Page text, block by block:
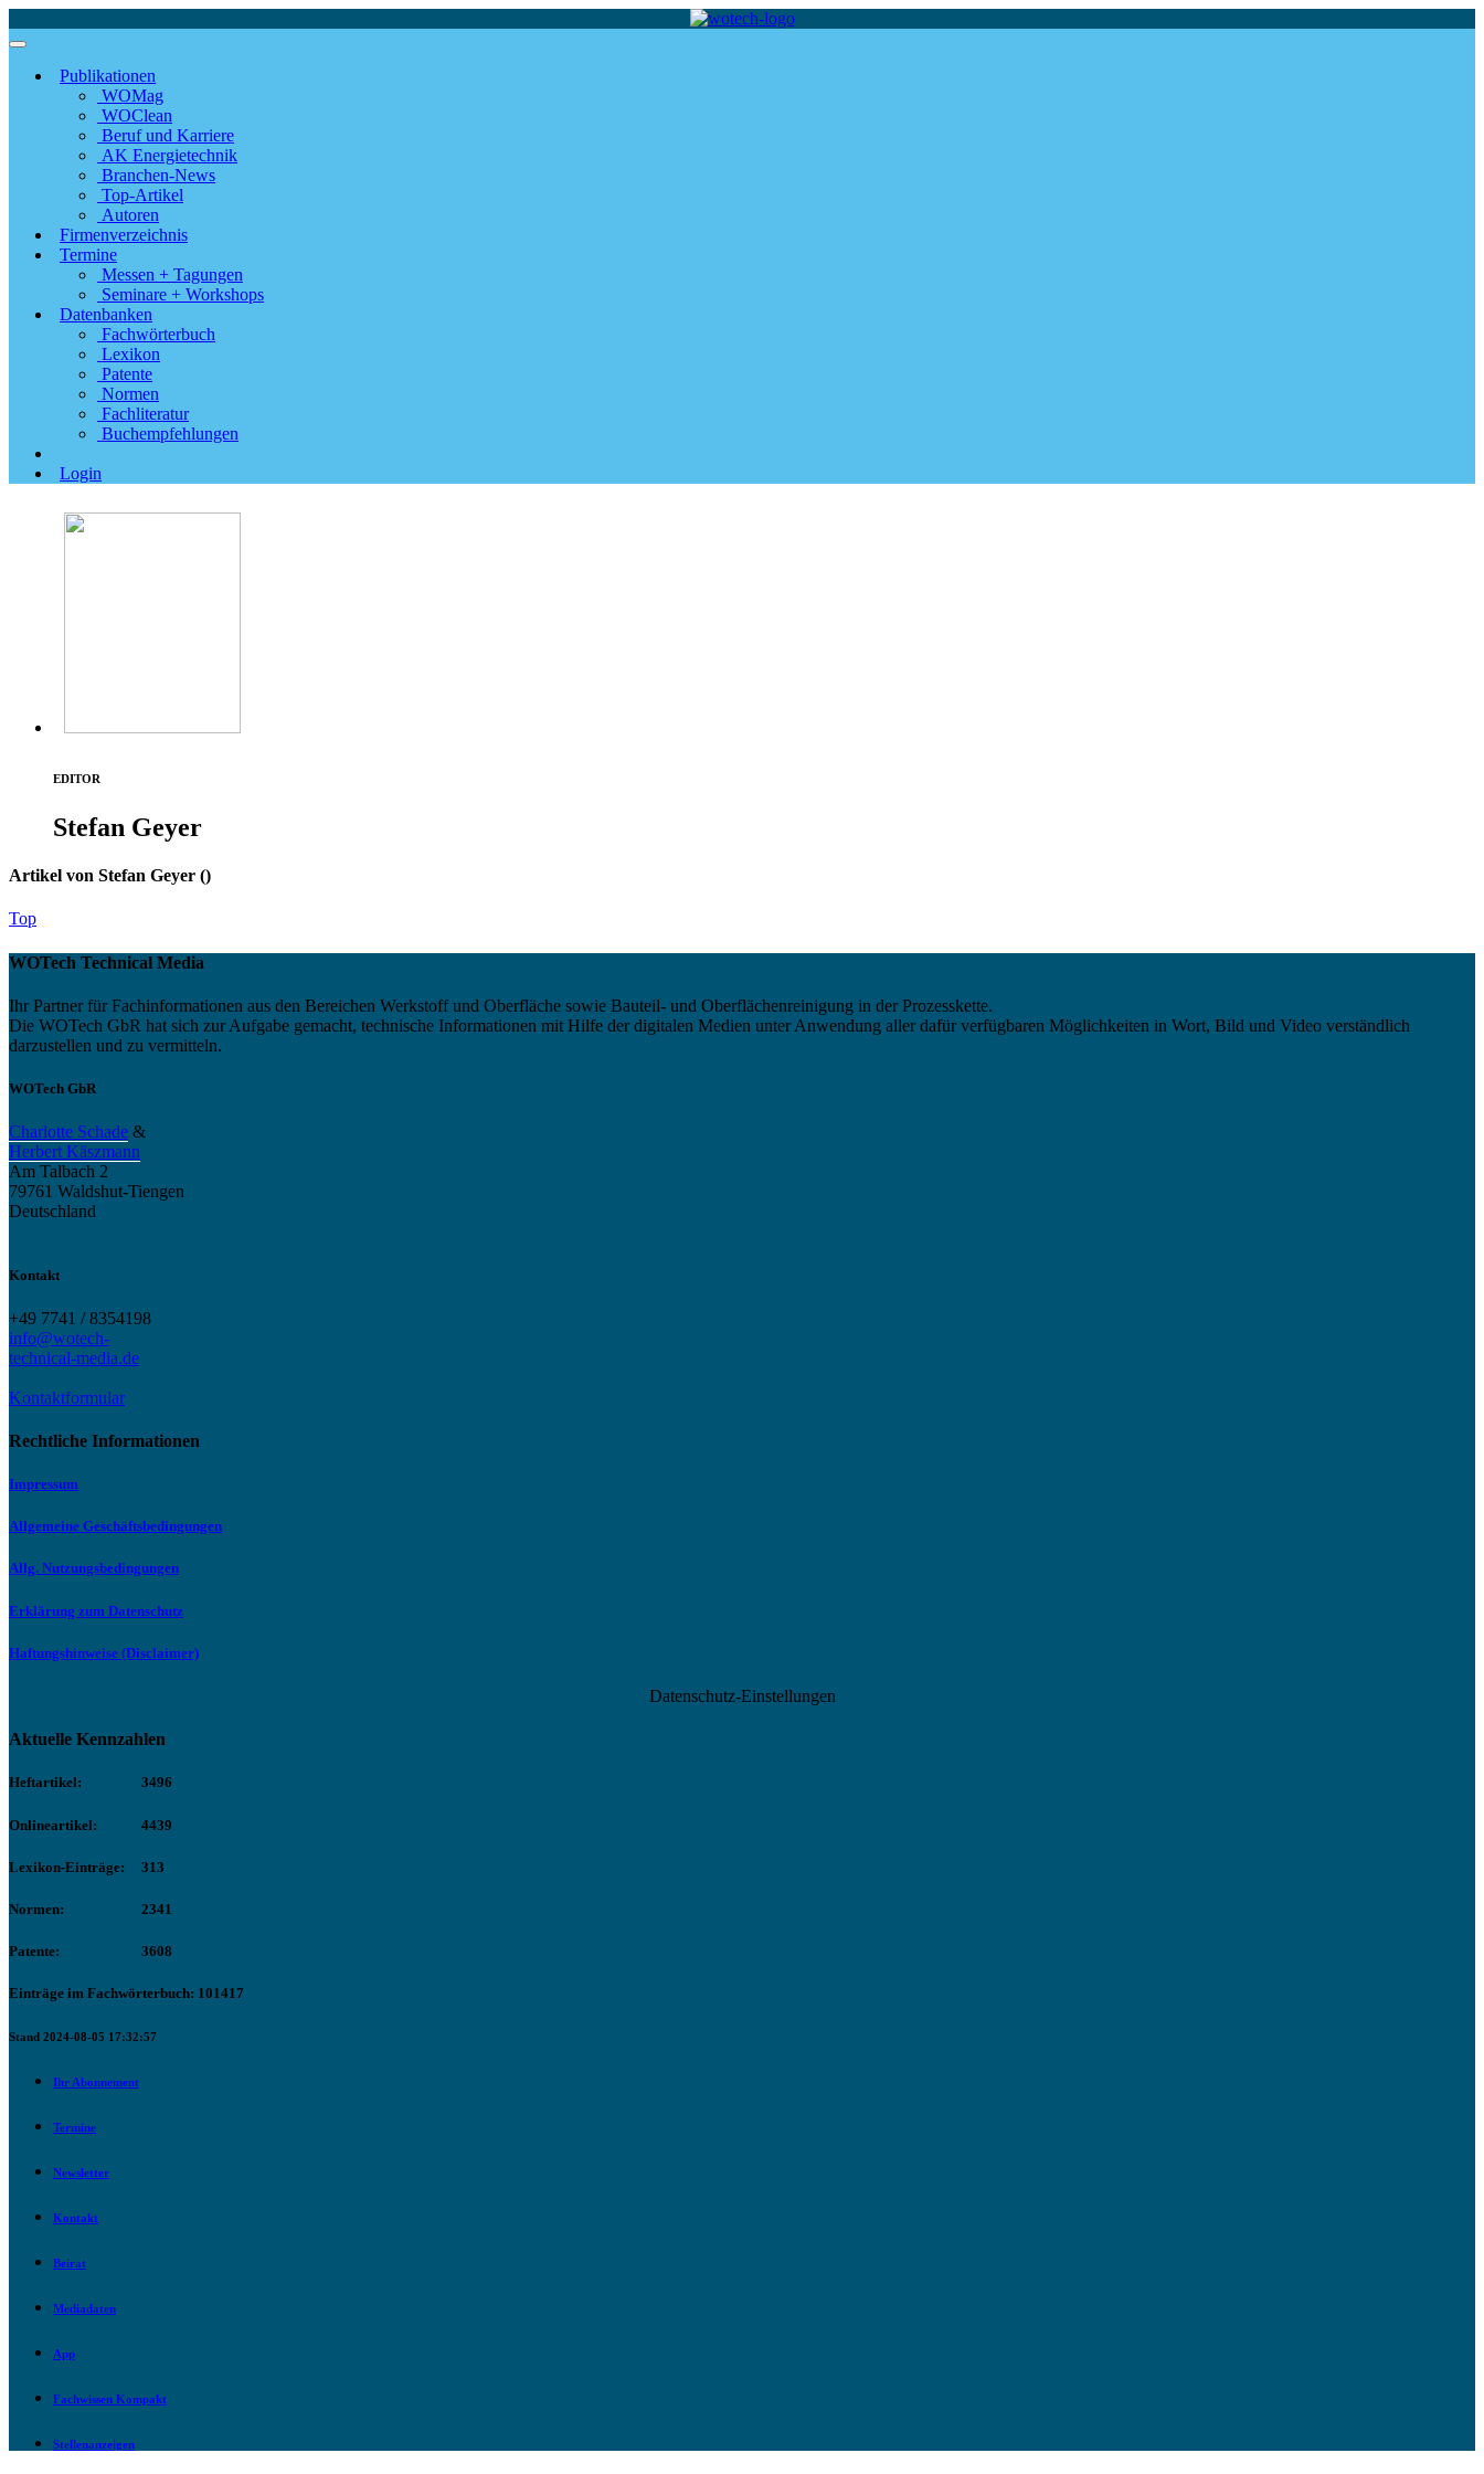
Publikationen
WOMag
WOClean
Beruf und Karriere
AK Energietechnik
Branchen-News
Top-Artikel
Autoren
Firmenverzeichnis
Termine
Messen + Tagungen
Seminare + Workshops
Datenbanken
Fachwörterbuch
Lexikon
Patente
Normen
Fachliteratur
Buchempfehlungen
Login
EDITOR
Stefan Geyer
Artikel von Stefan Geyer ()
Top
WOTech Technical Media
Ihr Partner für Fachinformationen aus den Bereichen Werkstoff und Oberfläche sowie Bauteil- und Oberflächenreinigung in der Prozesskette.
Die WOTech GbR hat sich zur Aufgabe gemacht, technische Informationen mit Hilfe der digitalen Medien unter Anwendung aller dafür verfügbaren Möglichkeiten in Wort, Bild und Video verständlich
darzustellen und zu vermitteln.
WOTech GbR
Charlotte Schade &
Herbert Käszmann
Am Talbach 2
79761 Waldshut-Tiengen
Deutschland
Kontakt
+49 7741 / 8354198
info@wotech-
technical-media.de
Kontaktformular
Rechtliche Informationen
Impressum
Allgemeine Geschäftsbedingungen
Allg. Nutzungsbedingungen
Erklärung zum Datenschutz
Haftungshinweise (Disclaimer)
Datenschutz-Einstellungen
Aktuelle Kennzahlen
Heftartikel: 3496
Onlineartikel: 4439
Lexikon-Einträge: 313
Normen: 2341
Patente: 3608
Einträge im Fachwörterbuch: 101417
Stand 2024-08-05 17:32:57
Ihr Abonnement
Termine
Newsletter
Kontakt
Beirat
Mediadaten
App
Fachwissen Kompakt
Stellenanzeigen